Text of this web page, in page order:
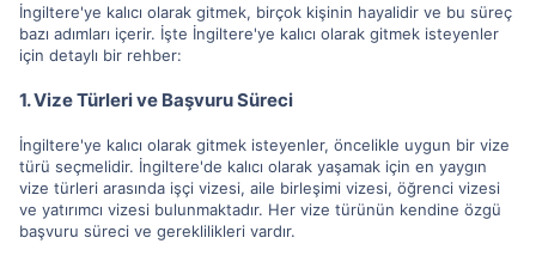
İngiltere'ye kalıcı olarak gitmek, birçok kişinin hayalidir ve bu süreç
bazı adımları içerir. İşte İngiltere'ye kalıcı olarak gitmek isteyenler
için detaylı bir rehber:
1. Vize Türleri ve Başvuru Süreci
İngiltere'ye kalıcı olarak gitmek isteyenler, öncelikle uygun bir vize
türü seçmelidir. İngiltere'de kalıcı olarak yaşamak için en yaygın
vize türleri arasında işçi vizesi, aile birleşimi vizesi, öğrenci vizesi
ve yatırımcı vizesi bulunmaktadır. Her vize türünün kendine özgü
başvuru süreci ve gereklilikleri vardır.